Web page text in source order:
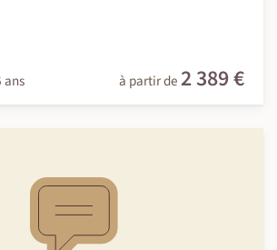
ans
à partir de 2 389 €